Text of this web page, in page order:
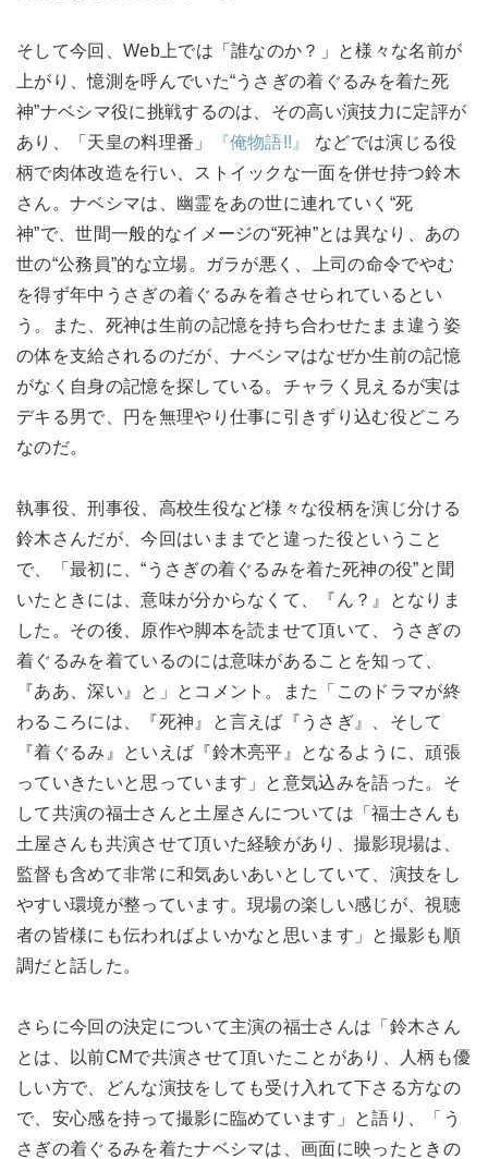
そして今回、Web上では「誰なのか？」と様々な名前が
上がり、憶測を呼んでいた“うさぎの着ぐるみを着た死
神”ナベシマ役に挑戦するのは、その高い演技力に定評が
あり、「天皇の料理番」
『俺物語!!』
などでは演じる役
柄で肉体改造を行い、ストイックな一面を併せ持つ鈴木
さん。ナベシマは、幽霊をあの世に連れていく“死
神”で、世間一般的なイメージの“死神”とは異なり、あの
世の“公務員”的な立場。ガラが悪く、上司の命令でやむ
を得ず年中うさぎの着ぐるみを着させられているとい
う。また、死神は生前の記憶を持ち合わせたまま違う姿
の体を支給されるのだが、ナベシマはなぜか生前の記憶
がなく自身の記憶を探している。チャラく見えるが実は
デキる男で、円を無理やり仕事に引きずり込む役どころ
なのだ。
執事役、刑事役、高校生役など様々な役柄を演じ分ける
鈴木さんだが、今回はいままでと違った役ということ
で、「最初に、“うさぎの着ぐるみを着た死神の役”と聞
いたときには、意味が分からなくて、『ん？』となりま
した。その後、原作や脚本を読ませて頂いて、うさぎの
着ぐるみを着ているのには意味があることを知って、
『ああ、深い』と」とコメント。また「このドラマが終
わるころには、『死神』と言えば『うさぎ』、そして
『着ぐるみ』といえば『鈴木亮平』となるように、頑張
っていきたいと思っています」と意気込みを語った。そ
して共演の福士さんと土屋さんについては「福士さんも
土屋さんも共演させて頂いた経験があり、撮影現場は、
監督も含めて非常に和気あいあいとしていて、演技をし
やすい環境が整っています。現場の楽しい感じが、視聴
者の皆様にも伝わればよいかなと思います」と撮影も順
調だと話した。
さらに今回の決定について主演の福士さんは「鈴木さん
とは、以前CMで共演させて頂いたことがあり、人柄も優
しい方で、どんな演技をしても受け入れて下さる方なの
で、安心感を持って撮影に臨めています」と語り、「う
さぎの着ぐるみを着たナベシマは、画面に映ったときの